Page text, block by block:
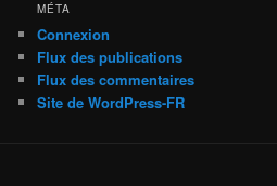
MÉTA
Connexion
Flux des publications
Flux des commentaires
Site de WordPress-FR